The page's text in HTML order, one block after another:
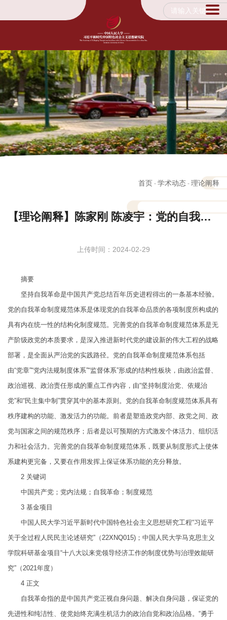
首页 - 学术动态 - 理论阐释
【理论阐释】陈家刚 陈凌宇：党的自我革命制度规范体系的结构形式与功能维度
上传时间：2024-02-29
摘要
坚持自我革命是中国共产党总结百年历史进程得出的一条基本经验。
党的自我革命制度规范体系是体现党的自我革命品质的各项制度所构成的
具有内在统一性的结构化制度规范。完善党的自我革命制度规范体系是无
产阶级政党的本质要求，是深入推进新时代党的建设新的伟大工程的战略
部署，是全面从严治党的实践路径。党的自我革命制度规范体系包括
由“党章”“党内法规制度体系”“监督体系”形成的结构性板块，由政治监督、
政治巡视、政治责任形成的重点工作内容，由“坚持制度治党、依规治
党”和“民主集中制”贯穿其中的基本原则。党的自我革命制度规范体系具有
秩序建构的功能、激发活力的功能。前者是塑造政党内部、政党之间、政
党与国家之间的规范秩序；后者是以可预期的方式激发个体活力、组织活
力和社会活力。完善党的自我革命制度规范体系，既要从制度形式上使体
系建构更完备，又要在作用发挥上保证体系功能的充分释放。
2 关键词
中国共产党；党内法规；自我革命；制度规范
3基金项目
中国人民大学习近平新时代中国特色社会主义思想研究工程“习近平
关于全过程人民民主论述研究”（22XNQ015)；中国人民大学马克思主义
学院科研基金项目“十八大以来党领导经济工作的制度优势与治理效能研
究”（2021年度）
4正文
自我革命指的是中国共产党正视自身问题、解决自身问题，保证党的
先进性和纯洁性、使党始终充满生机活力的政治自觉和政治品格。“勇于